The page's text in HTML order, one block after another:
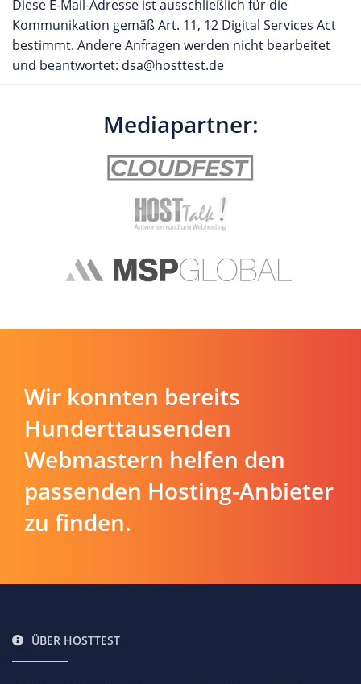
Diese E-Mail-Adresse ist ausschließlich für die
Kommunikation gemäß Art. 11, 12 Digital Services Act
bestimmt. Andere Anfragen werden nicht bearbeitet
und beantwortet: dsa@hosttest.de
Mediapartner:
Wir konnten bereits
Hunderttausenden
Webmastern helfen den
passenden Hosting-Anbieter
zu finden.
ÜBER HOSTTEST